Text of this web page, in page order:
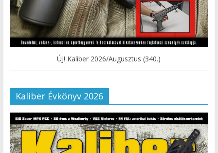
ÚJ! Kaliber 2026/Augusztus (340.)
Kaliber Évkönyv 2026